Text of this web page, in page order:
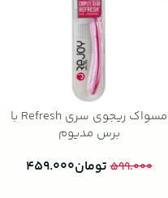
مسواک ریجوی سری Refresh با
برس مدیوم
۵۹۹.۰۰۰ تومان۴۵۹.۰۰۰